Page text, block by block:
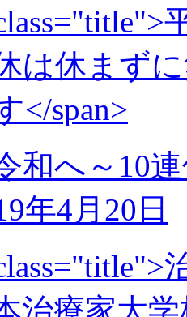
和へ～10
年4月20日